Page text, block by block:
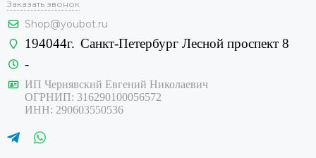
Заказать звонок
Shop@youbot.ru
194044г. Санкт-Петербург Лесной проспект 8
-
ИП Чернявский Евгений Николаевич
ОГРНИП: 316290100056572
ИНН: 290603550536